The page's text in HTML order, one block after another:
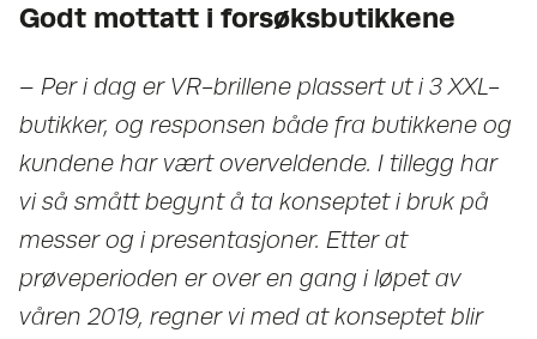
Godt mottatt i forsøksbutikkene
– Per i dag er VR-brillene plassert ut i 3 XXL-
butikker, og responsen både fra butikkene og
kundene har vært overveldende. I tillegg har
vi så smått begynt å ta konseptet i bruk på
messer og i presentasjoner. Etter at
prøveperioden er over en gang i løpet av
våren 2019, regner vi med at konseptet blir